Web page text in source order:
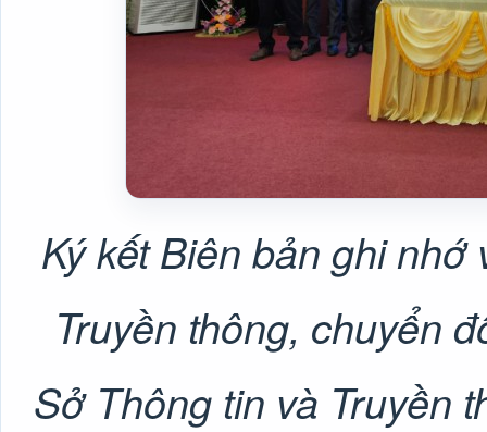
Ký kết Biên bản ghi nhớ
Truyền thông, chuyển
Sở Thông tin và Truyền